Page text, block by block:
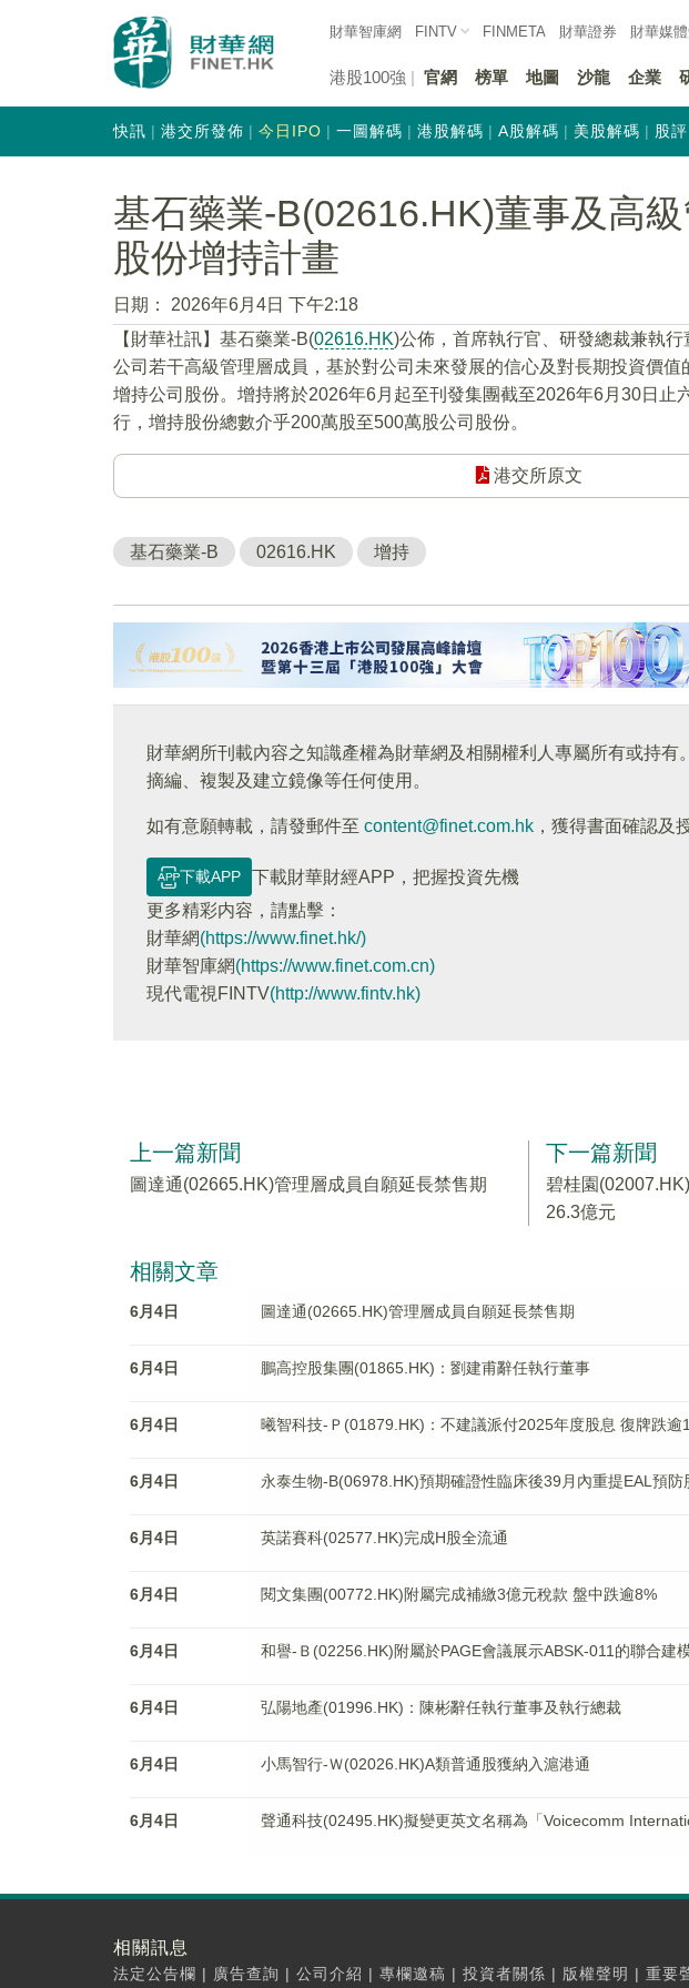
財華智庫網 FINTV FINMETA 財華證券 財華媒
港股100強 官網 榜單 地圖 沙龍 企業
快訊 港交所發佈 今日IPO 一圖解碼 港股解碼 A股解碼 美股解碼 股評
基石藥業-B(02616.HK)董事及高
股份增持計畫
日期：
2026年6月4日 下午2:18
​【財華社訊】基石藥業-B(02616.HK)公佈，首席執行官、研發總裁兼執
公司若干高級管理層成員，基於對公司未來發展的信心及對長期投資價
增持公司股份。增持將於2026年6月起至刊發集團截至2026年6月30日止
行，增持股份總數介乎200萬股至500萬股公司股份。
港交所原文
基石藥業-B 02616.HK 增持
財華網所刊載內容之知識產權為財華網及相關權利人專屬所有或持有
摘編、複製及建立鏡像等任何使用。
如有意願轉載，請發郵件至 content@finet.com.hk ，獲得書面確認及
下載APP
下載財華財經APP，把握投資先機
更多精彩内容，請點擊：
財華網(https://www.finet.hk/)
財華智庫網(https://www.finet.com.cn)
現代電視FINTV(http://www.fintv.hk)
上一篇新聞
圖達通(02665.HK)管理層成員自願延長禁售期
下一篇新聞
碧桂園
26.3億元
相關文章
6月4日 圖達通(02665.HK)管理層成員自願延長禁售期
6月4日 鵬高控股集團(01865.HK)：劉建甫辭任執行董事
6月4日 曦智科技-Ｐ(01879.HK)：不建議派付2025年度股息 復牌跌逾
6月4日 永泰生物-B(06978.HK)預期確證性臨床後39月內重提EAL預
6月4日 英諾賽科(02577.HK)完成H股全流通
6月4日 閱文集團(00772.HK)附屬完成補繳3億元稅款 盤中跌逾8%
6月4日 和譽-Ｂ(02256.HK)附屬於PAGE會議展示ABSK-011的聯合建
6月4日 弘陽地產(01996.HK)：陳彬辭任執行董事及執行總裁
6月4日 小馬智行-Ｗ(02026.HK)A類普通股獲納入滬港通
6月4日 聲通科技(02495.HK)擬變更英文名稱為「Voicecomm
相關訊息
法定公告欄 | 廣告查詢 | 公司介紹 | 專欄邀稿 | 投資者關係 | 版權聲明 | 重要